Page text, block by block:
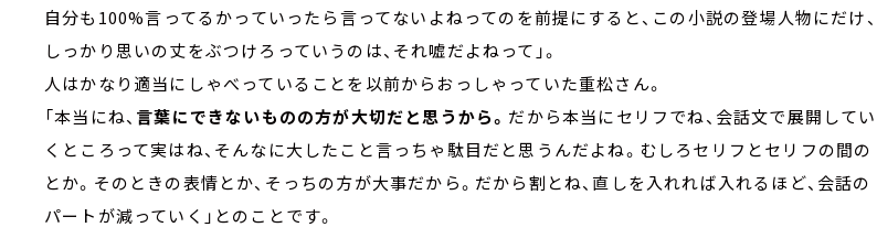
自分も100%言ってるかっていったら言ってないよねってのを前提にすると、この小説の登場人物にだけ、
しっかり思いの丈をぶつけろっていうのは、それ嘘だよねって」。
人はかなり適当にしゃべっていることを以前からおっしゃっていた重松さん。
「本当にね、 言葉にできないものの方が大切だと思うから。 だから本当にセリフでね、会話文で展開してい
くところって実はね、そんなに大したこと言っちゃ駄目だと思うんだよね。むしろセリフとセリフの間の
とか。そのときの表情とか、そっちの方が大事だから。だから割とね、直しを入れれば入れるほど、会話の
パートが減っていく」とのことです。